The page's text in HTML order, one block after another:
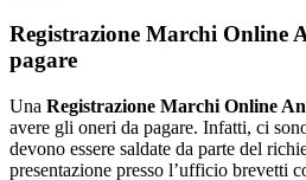
Registrazione Marchi Online
pagare
Una Registrazione Marchi Online
avere gli oneri da pagare. Infatti, ci
devono essere saldate da parte del
presentazione presso l’ufficio brevetti